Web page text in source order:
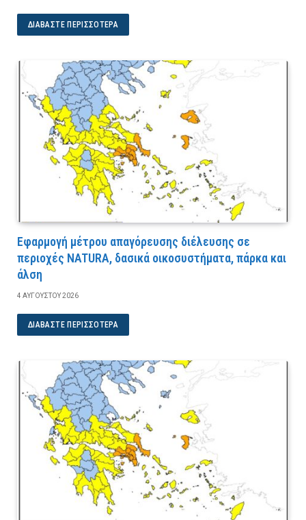
ΔΙΑΒΆΣΤΕ ΠΕΡΙΣΣΌΤΕΡΑ
Εφαρμογή μέτρου απαγόρευσης διέλευσης σε
περιοχές NATURA, δασικά οικοσυστήματα, πάρκα και
άλση
4 ΑΥΓΟΎΣΤΟΥ 2026
ΔΙΑΒΆΣΤΕ ΠΕΡΙΣΣΌΤΕΡΑ